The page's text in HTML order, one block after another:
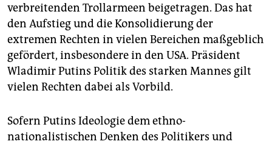
verbreitenden Trollarmeen beigetragen. Das hat
den Aufstieg und die Konsolidierung der
extremen Rechten in vielen Bereichen maßgeblich
gefördert, insbesondere in den USA. Präsident
Wladimir Putins Politik des starken Mannes gilt
vielen Rechten dabei als Vorbild.
Sofern Putins Ideologie dem ethno-
nationalistischen Denken des Politikers und